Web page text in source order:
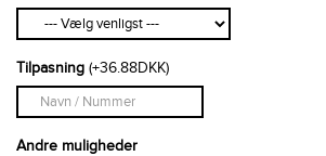
Tilpasning (+36.88DKK)
Andre muligheder